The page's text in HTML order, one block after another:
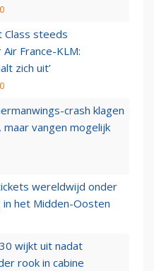
Class steeds
France-KLM:
zich uit’
crash klagen
vangen mogelijk
wereldwijd onder
het Midden-Oosten
wijkt uit nadat
rook in cabine